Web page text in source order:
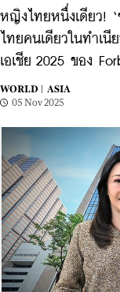
หญิงไทยหนึ่งเดียว!
ไทยคนเดียวในทำเ
เอเชีย 2025 ของ
WORLD |
ASIA
05 Nov 2025